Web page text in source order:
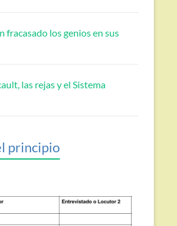
fracasado los genios en sus
las rejas y el Sistema
principio